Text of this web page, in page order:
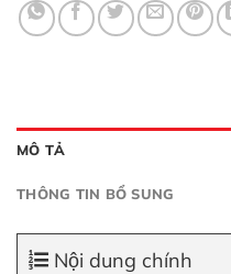
MÔ TẢ
THÔNG TIN BỔ SUNG
Nội dung chính